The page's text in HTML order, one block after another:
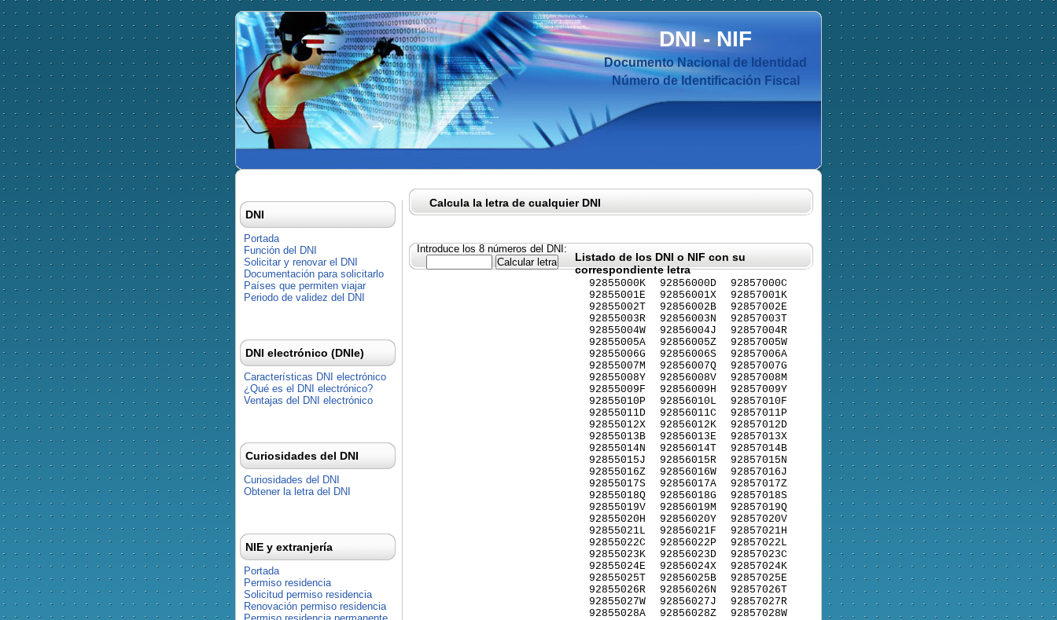
DNI-NIF
Documento Nacional de Identidad
Número de Identificación Fiscal
Calcula la letra de cualquier DNI
Introduce los 8 números del DNI:
Listado de los DNI o NIF con su
correspondiente letra
92855000K
92855001E
92855002T
92855003R
92855004W
92855005A
92855006G
92855007M
92855008Y
92855009F
92855010P
92855011D
92855012X
92855013B
92855014N
92855015J
92855016Z
92855017S
92855018Q
92855019V
92855020H
92855021L
92855022C
92855023K
92855024E
92855025T
92855026R
92855027W
92855028A
92856000D
92856001X
92856002B
92856003N
92856004J
92856005Z
92856006S
92856007Q
92856008V
92856009H
92856010L
92856011C
92856012K
92856013E
92856014T
92856015R
92856016W
92856017A
92856018G
92856019M
92856020Y
92856021F
92856022P
92856023D
92856024X
92856025B
92856026N
92856027J
92856028Z
92857000C
92857001K
92857002E
92857003T
92857004R
92857005W
92857006A
92857007G
92857008M
92857009Y
92857010F
92857011P
92857012D
92857013X
92857014B
92857015N
92857016J
92857017Z
92857018S
92857019Q
92857020V
92857021H
92857022L
92857023C
92857024K
92857025E
92857026T
92857027R
92857028W
DNI
Portada
Función del DNI
Solicitar y renovar el DNI
Documentación para solicitarlo
Países que permiten viajar
Periodo de validez del DNI
DNI electrónico (DNIe)
Características DNI electrónico
¿Qué es el DNI electrónico?
Ventajas del DNI electrónico
Curiosidades del DNI
Curiosidades del DNI
Obtener la letra del DNI
NIE y extranjería
Portada
Permiso residencia
Solicitud permiso residencia
Renovación permiso residencia